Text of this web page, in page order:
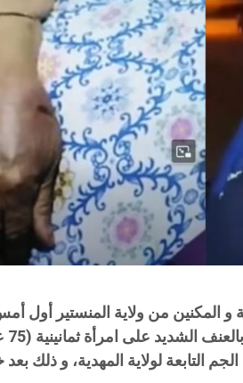
و المكنين من ولاية المنستير أول
التابعة لولاية المهدية، و ذلك